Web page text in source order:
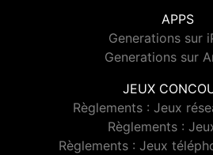
APPS
Generations sur
Generations sur
JEUX
Règlements : Jeux
Règlements :
Règlements : Jeux